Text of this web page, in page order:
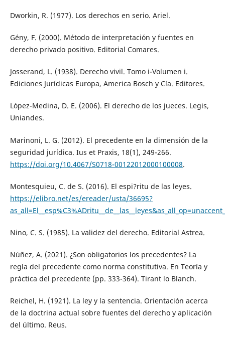
Dworkin, R. (1977). Los derechos en serio. Ariel.
Gény, F. (2000). Método de interpretación y fuentes en
derecho privado positivo. Editorial Comares.
Josserand, L. (1938). Derecho vivil. Tomo i-Volumen i.
Ediciones Jurídicas Europa, America Bosch y Cía. Editores.
López-Medina, D. E. (2006). El derecho de los jueces. Legis,
Uniandes.
Marinoni, L. G. (2012). El precedente en la dimensión de la
seguridad jurídica. Ius et Praxis, 18(1), 249-266.
https://doi.org/10.4067/S0718-00122012000100008.
Montesquieu, C. de S. (2016). El espi?ritu de las leyes.
https://elibro.net/es/ereader/usta/36695?
Nino, C. S. (1985). La validez del derecho. Editorial Astrea.
Núñez, A. (2021). ¿Son obligatorios los precedentes? La
regla del precedente como norma constitutiva. En Teoría y
práctica del precedente (pp. 333-364). Tirant lo Blanch.
Reichel, H. (1921). La ley y la sentencia. Orientación acerca
de la doctrina actual sobre fuentes del derecho y aplicación
del último. Reus.